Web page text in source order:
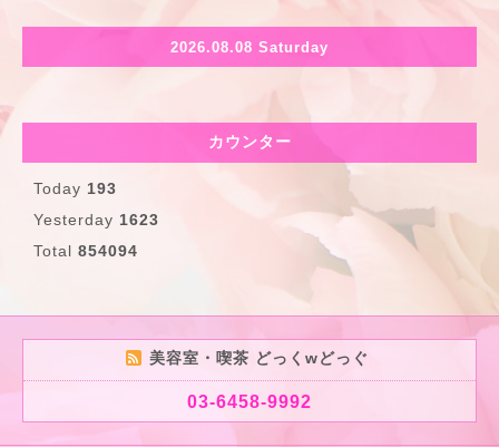
2026.08.08 Saturday
カウンター
Today 193
Yesterday 1623
Total 854094
美容室・喫茶 どっくwどっぐ
03-6458-9992